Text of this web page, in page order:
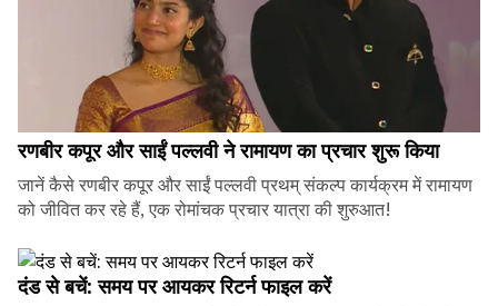
रणबीर कपूर और साईं पल्लवी ने रामायण का प्रचार शुरू किया
जानें कैसे रणबीर कपूर और साईं पल्लवी प्रथम् संकल्प कार्यक्रम में रामायण
को जीवित कर रहे हैं, एक रोमांचक प्रचार यात्रा की शुरुआत!
दंड से बचें: समय पर आयकर रिटर्न फाइल करें